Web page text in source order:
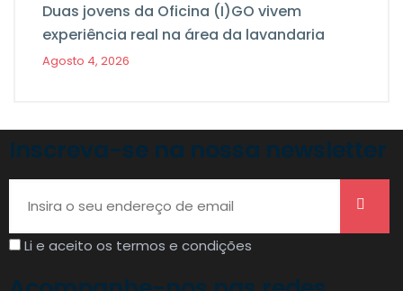
Duas jovens da Oficina (I)GO vivem
experiência real na área da lavandaria
Agosto 4, 2026
Inscreva-se na nossa newsletter
Li e aceito os termos e condições